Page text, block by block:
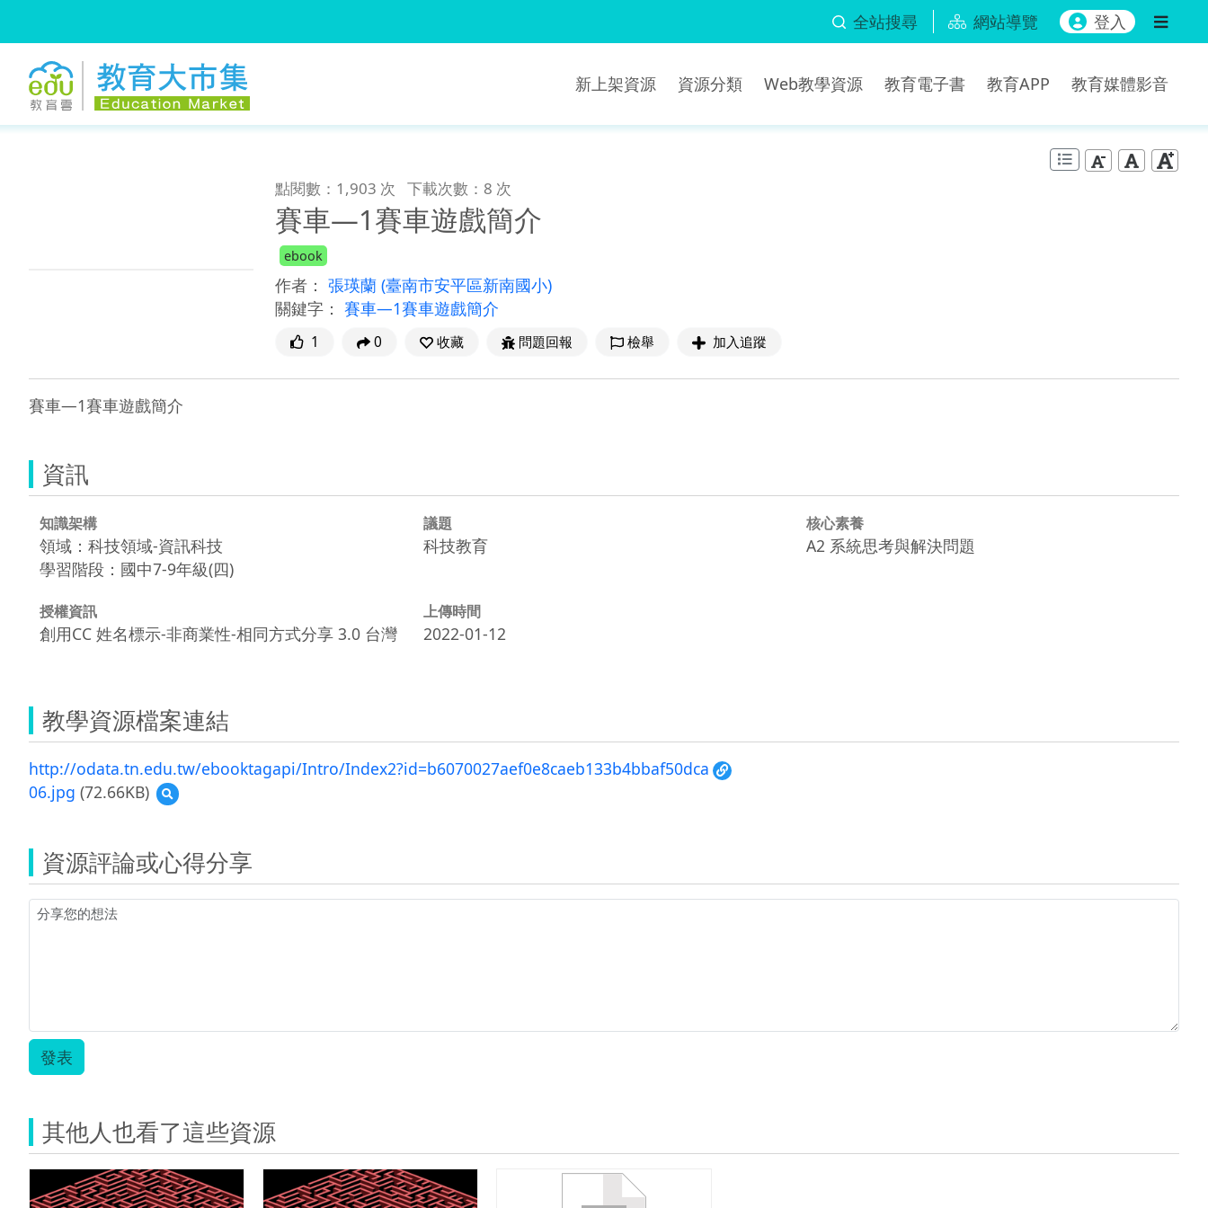
全站搜尋 網站導覽 登入
新上架資源 資源分類 Web教學資源 教育電子書 教育APP 教育媒體影音
點閱數：1,903 次 下載次數：8 次
賽車—1賽車遊戲簡介
ebook
作者： 張瑛蘭 (臺南市安平區新南國小)
關鍵字： 賽車—1賽車遊戲簡介
1 0 收藏 問題回報 檢舉 加入追蹤
資訊
知識架構
領域：科技領域-資訊科技
學習階段：國中7-9年級(四)
議題
科技教育
核心素養
A2 系統思考與解決問題
授權資訊
創用CC 姓名標示-非商業性-相同方式分享 3.0 台灣
上傳時間
2022-01-12
教學資源檔案連結
http://odata.tn.edu.tw/ebooktagapi/Intro/Index2?id=b6070027aef0e8caeb133b4bbaf50dca
06.jpg (72.66KB)
預
覽
資源評論或心得分享
發表
其他人也看了這些資源